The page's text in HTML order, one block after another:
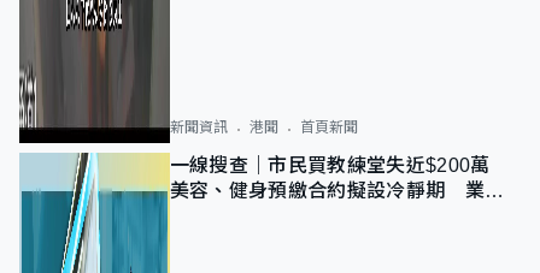
新聞資訊 港聞 首頁新聞
一線搜查｜市民買教練堂失近$200萬
美容、健身預繳合約擬設冷靜期 業界